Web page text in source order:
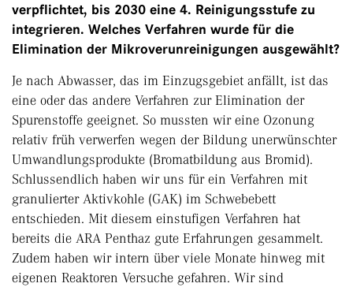
verpflichtet, bis 2030 eine 4. Reinigungsstufe zu
integrieren. Welches Verfahren wurde für die
Elimination der Mikroverunreinigungen ausgewählt?
Je nach Abwasser, das im Einzugsgebiet anfällt, ist das
eine oder das andere Verfahren zur Elimination der
Spurenstoffe geeignet. So mussten wir eine Ozonung
relativ früh verwerfen wegen der Bildung unerwünschter
Umwandlungsprodukte (Bromatbildung aus Bromid).
Schlussendlich haben wir uns für ein Verfahren mit
granulierter Aktivkohle (GAK) im Schwebebett
entschieden. Mit diesem einstufigen Verfahren hat
bereits die ARA Penthaz gute Erfahrungen gesammelt.
Zudem haben wir intern über viele Monate hinweg mit
eigenen Reaktoren Versuche gefahren. Wir sind